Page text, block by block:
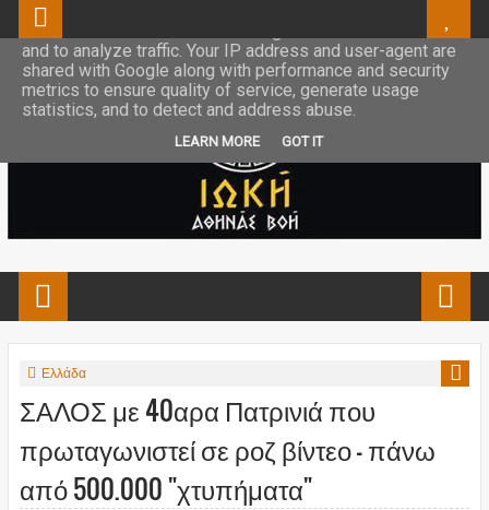
Ελλάδα
ΣΑΛΟΣ με 40αρα Πατρινιά που
πρωταγωνιστεί σε ροζ βίντεο - πάνω
από 500.000 "χτυπήματα"
This site uses cookies from Google to deliver its services
and to analyze traffic. Your IP address and user-agent are
shared with Google along with performance and security
metrics to ensure quality of service, generate usage
statistics, and to detect and address abuse.
LEARN MORE GOT IT